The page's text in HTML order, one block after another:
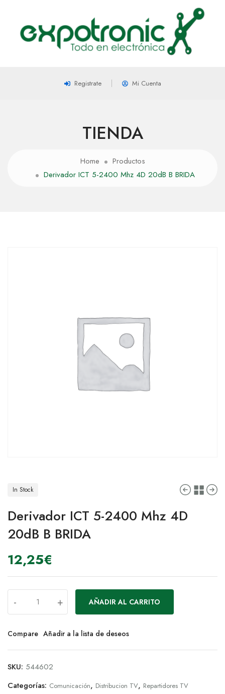
Registrate Mi Cuenta
TIENDA
Home
Productos
Derivador ICT 5-2400 Mhz 4D 20dB B BRIDA
In Stock
Derivador ICT 5-2400 Mhz 4D
20dB B BRIDA
12,25€
- + AÑADIR AL CARRITO
Compare Añadir a la lista de deseos
SKU: 544602
Categorías: Comunicación, Distribucion TV, Repartidores TV